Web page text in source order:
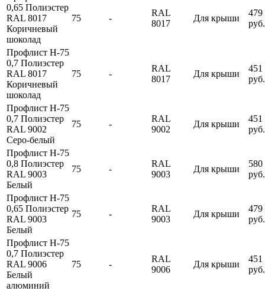
0,65 Полиэстер
RAL 8017
Коричневый
шоколад
75 -
RAL
8017
Для крыши
479
руб.
Профлист Н-75
0,7 Полиэстер
RAL 8017
Коричневый
шоколад
75 -
RAL
8017
Для крыши
451
руб.
Профлист Н-75
0,7 Полиэстер
RAL 9002
Серо-белый
75 -
RAL
9002
Для крыши
451
руб.
Профлист Н-75
0,8 Полиэстер
RAL 9003
Белый
75 -
RAL
9003
Для крыши
580
руб.
Профлист Н-75
0,65 Полиэстер
RAL 9003
Белый
75 -
RAL
9003
Для крыши
479
руб.
Профлист Н-75
0,7 Полиэстер
RAL 9006
Белый
алюминий
75 -
RAL
9006
Для крыши
451
руб.